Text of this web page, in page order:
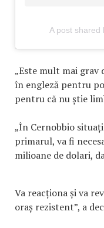
A post shared
„Este mult mai grav
în engleză pentru
pentru că nu știe
„În Cernobbio
primarul, va fi
milioane de dolari,
Va reacționa și va
oraș rezistent”, a